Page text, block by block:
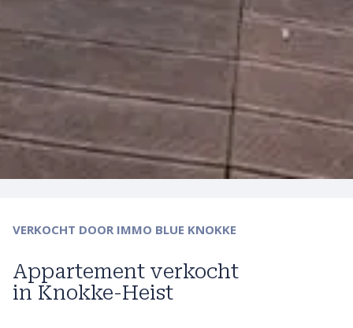
Appartement verkocht
in Knokke-Heist
VERKOCHT DOOR IMMO BLUE KNOKKE